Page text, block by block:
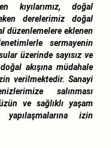
kıyılarımız, doğal
derelerimiz doğal
düzenlemelere eklenen
sermayenin
üzerinde sayısız ve
akışına müdahale
verilmektedir. Sanayi
salınması
ve sağlıklı yaşam
izin